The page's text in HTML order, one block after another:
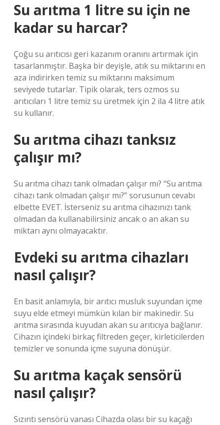
Su arıtma 1 litre su için ne
kadar su harcar?
Çoğu su arıtıcısı geri kazanım oranını artırmak için
tasarlanmıştır. Başka bir deyişle, atık su miktarını en
aza indirirken temiz su miktarını maksimum
seviyede tutarlar. Tipik olarak, ters ozmos su
arıtıcıları 1 litre temiz su üretmek için 2 ila 4 litre atık
su kullanır.
Su arıtma cihazı tanksız
çalışır mı?
Su arıtma cihazı tank olmadan çalışır mı? “Su arıtma
cihazı tank olmadan çalışır mı?” sorusunun cevabı
elbette EVET. İsterseniz su arıtma cihazınızı tank
olmadan da kullanabilirsiniz ancak o an akan su
miktarı aynı olmayacaktır.
Evdeki su arıtma cihazları
nasıl çalışır?
En basit anlamıyla, bir arıtıcı musluk suyundan içme
suyu elde etmeyi mümkün kılan bir makinedir. Su
arıtma sırasında kuyudan akan su arıtıcıya bağlanır.
Cihazın içindeki birkaç filtreden geçer, kirleticilerden
temizler ve sonunda içme suyuna dönüşür.
Su arıtma kaçak sensörü
nasıl çalışır?
Sızıntı sensörü vanası Cihazda olası bir su kaçağı